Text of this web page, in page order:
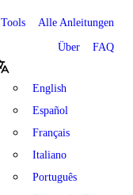
Tools Alle Anleitungen
Über FAQ
English
Español
Français
Italiano
Português